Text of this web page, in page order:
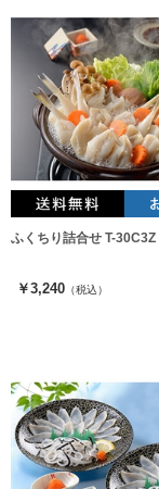
ふくちり詰合せ T-30C3Z
￥3,240 （税込）